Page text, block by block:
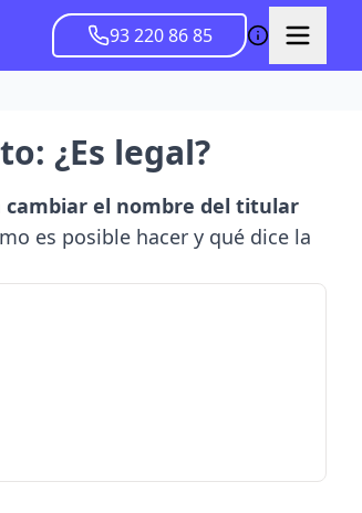
93 220 86 85
¿Es legal?
cambiar el nombre del titular
es posible hacer y qué dice la